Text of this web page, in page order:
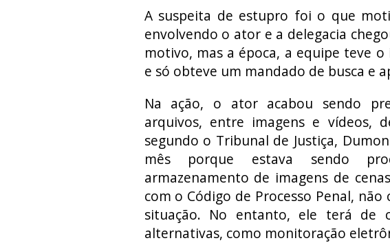
A suspeita de estupro foi o que
envolvendo o ator e a delegacia
motivo, mas a época, a equipe teve
e só obteve um mandado de busca e
Na ação, o ator acabou sendo
arquivos, entre imagens e vídeos,
segundo o Tribunal de Justiça,
mês porque estava sendo
armazenamento de imagens de
com o Código de Processo Penal,
situação. No entanto, ele terá de
alternativas, como monitoração